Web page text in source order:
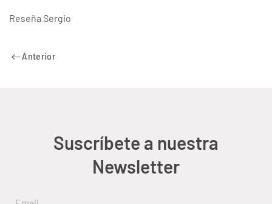
Reseña Sergio
Anterior
Suscríbete a nuestra
Newsletter